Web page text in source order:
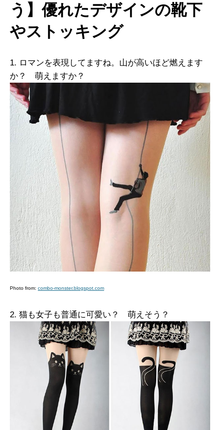
う】優れたデザインの靴下
やストッキング
1. ロマンを表現してますね。山が高いほど燃えます
か？ 萌えますか？
Photo from: combo-monster.blogspot.com
2. 猫も女子も普通に可愛い？ 萌えそう？